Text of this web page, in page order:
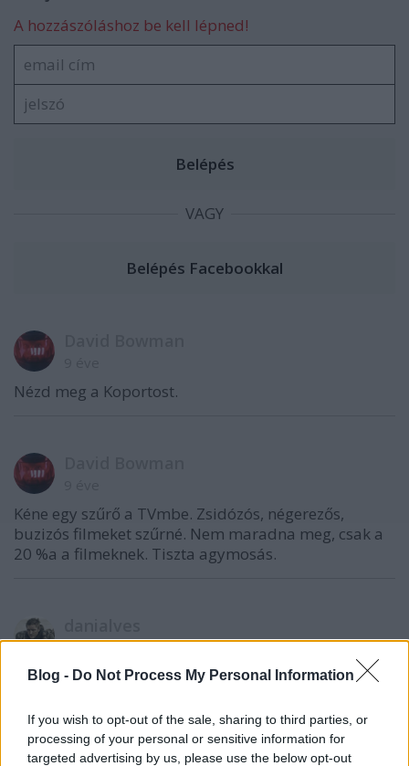
Blog - Do Not Process My Personal Information
If you wish to opt-out of the sale, sharing to third parties, or
processing of your personal or sensitive information for
targeted advertising by us, please use the below opt-out
A hozzászóláshoz be kell lépned!
VAGY
Nézd meg a Koportost.
Kéne egy szűrő a TVmbe. Zsidózós, négerezős,
buzizós filmeket szűrné. Nem maradna meg, csak a
20 %a a filmeknek. Tiszta agymosás.
9 éve
@David Bowman: Vigyázz, mert aztán még
alkalmazok egy szűrőt, ami a zsidózós, négerezős,
buzizós kommentelőket szűri...